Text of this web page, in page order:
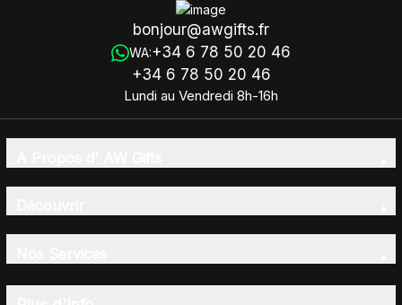
bonjour@awgifts.fr
WA:+34 6 78 50 20 46
+34 6 78 50 20 46
Lundi au Vendredi 8h-16h